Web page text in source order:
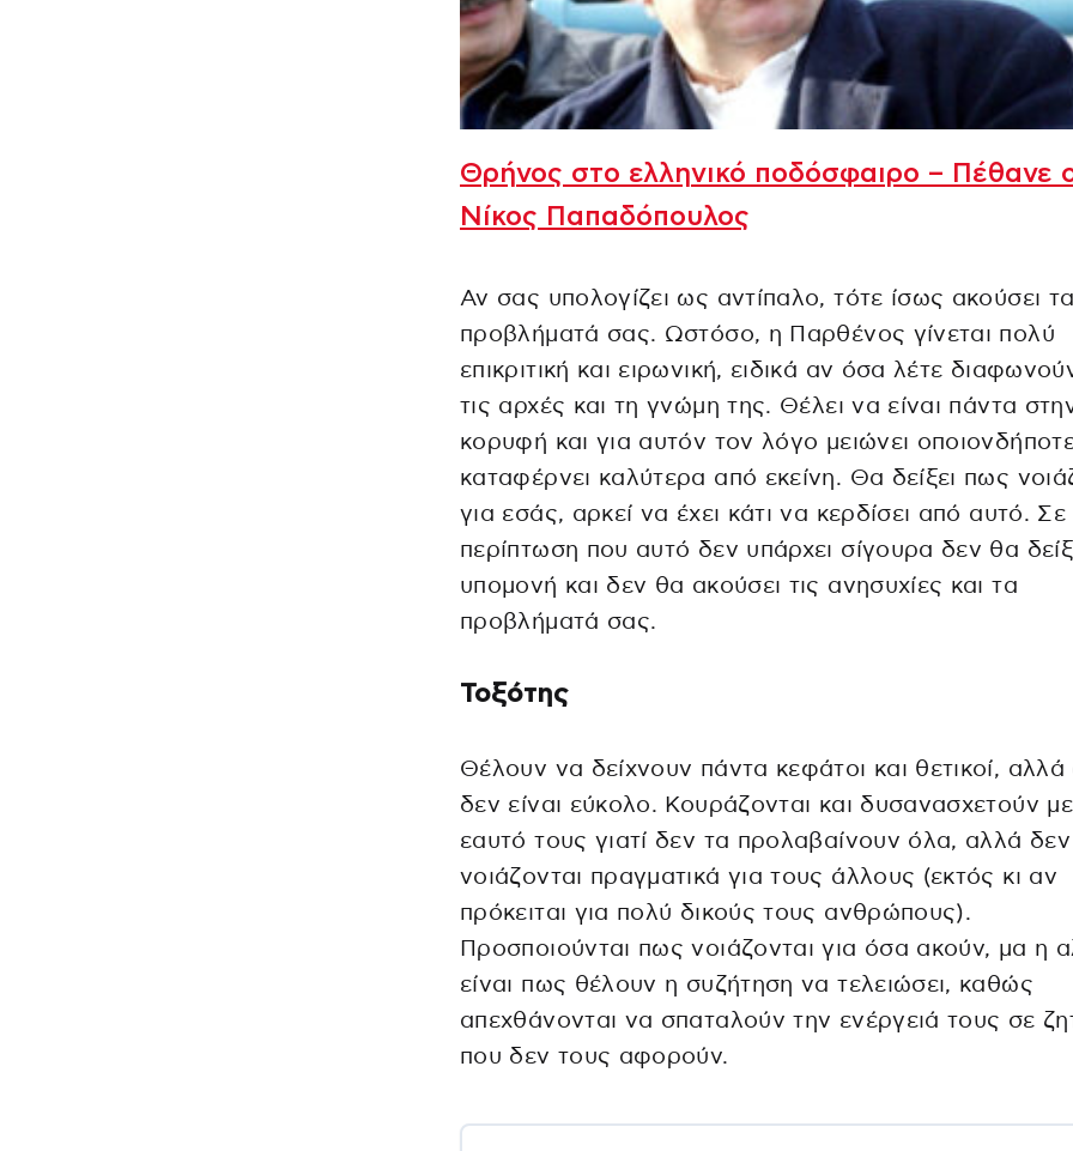
Θρήνος στο ελληνικό ποδόσφαιρο – Πέθανε
Νίκος Παπαδόπουλος
Αν σας υπολογίζει ως αντίπαλο, τότε ίσως ακούσει τα
προβλήματά σας. Ωστόσο, η Παρθένος γίνεται πολύ
επικριτική και ειρωνική, ειδικά αν όσα λέτε
τις αρχές και τη γνώμη της. Θέλει να είναι πάντα
κορυφή και για αυτόν τον λόγο μειώνει
καταφέρνει καλύτερα από εκείνη. Θα δείξει πως
για εσάς, αρκεί να έχει κάτι να κερδίσει από αυτό. Σε
περίπτωση που αυτό δεν υπάρχει σίγουρα δεν θα
υπομονή και δεν θα ακούσει τις ανησυχίες και τα
προβλήματά σας.
Τοξότης
Θέλουν να δείχνουν πάντα κεφάτοι και θετικοί, αλλά
δεν είναι εύκολο. Κουράζονται και δυσανασχετούν
εαυτό τους γιατί δεν τα προλαβαίνουν όλα, αλλά δεν
νοιάζονται πραγματικά για τους άλλους (εκτός κι αν
πρόκειται για πολύ δικούς τους ανθρώπους).
Προσποιούνται πως νοιάζονται για όσα ακούν, μα η
είναι πως θέλουν η συζήτηση να τελειώσει, καθώς
απεχθάνονται να σπαταλούν την ενέργειά τους σε
που δεν τους αφορούν.